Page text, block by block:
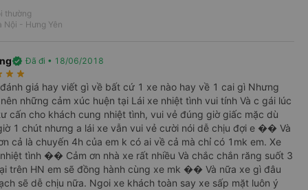
Yên từ Hà Nội
chất lượng cao. Cung cấp loại xe
như TV, máy lạnh, khăn lạnh. Giúp hành
nhà xe An Tâm VIP đều được học giao tiếp
vấn đề cần lưu ý:
khách hàng liên hệ. Thường vào các
để có được vị trí tốt, bạn cần lập kế hoạch
Tâm VIP từ Hà Nội đi Hưng Yênvàxe An
thường
Nội - Hưng Yên
verified Đã đi • 18/06/2018
star_rate star_rate
giá hay viết gì về bất cứ 1 xe nào hay về 1 cai gì Nhưng
những cảm xúc huện tại Lái xe nhiệt tình vui tính Và c gái lúc
cấn cho khách cung nhiệt tình, vui vẻ đúng giờ giấc mặc dù
1 chút nhưng a lái xe vẫn vui vẻ cười nói dễ chịu đợi e �� Và
cả là chuyến 4h của em k có ai về cả mà chỉ có 1mk em. Xe
tình �� Cảm ơn nhà xe rất nhiều Và chắc chắn răng suốt 3
trên HN em sẽ đồng hành cùng xe mk �� Và nữa xe gì đâu
sẽ dễ chịu nữa. Ngoi xe khách toàn say xe sấp mặt luôn ý